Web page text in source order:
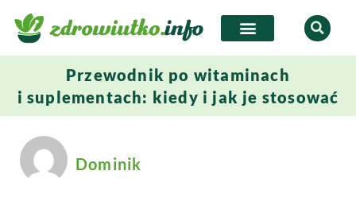
Przewodnik po witaminach
i suplementach: kiedy i jak je stosować
Dominik